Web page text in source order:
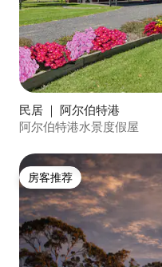
民居 ｜ 阿尔伯特港
阿尔伯特港水景度假屋
房客推荐
房客推荐